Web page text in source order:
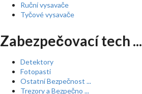
Ruční vysavače
Tyčové vysavače
Zabezpečovací tech ...
Detektory
Fotopasti
Ostatní Bezpečnost ...
Trezory a Bezpečno ...